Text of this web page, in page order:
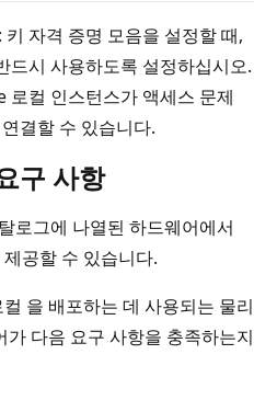
: 키 자격 증명 모음을 설정할 때,
드시 사용하도록 설정하십시오.
로컬 인스턴스가 액세스 문제
결할 수 있습니다.
구 사항
그에 나열된 하드웨어에서
공할 수 있습니다.
을 배포하는 데 사용되는 물리
다음 요구 사항을 충족하는지